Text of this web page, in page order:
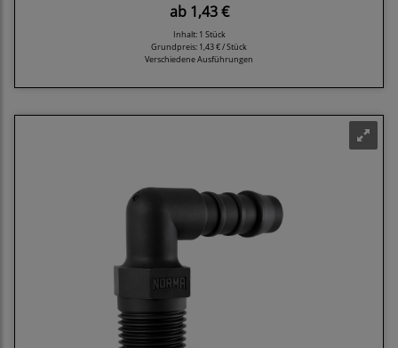
ab1,43 €
Inhalt: 1 Stück
Grundpreis: 1,43 € / Stück
Verschiedene Ausführungen